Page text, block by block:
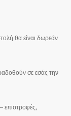
η επιφάνεια
θα είναι δωρεάν
σε εσάς την
επιστροφές,